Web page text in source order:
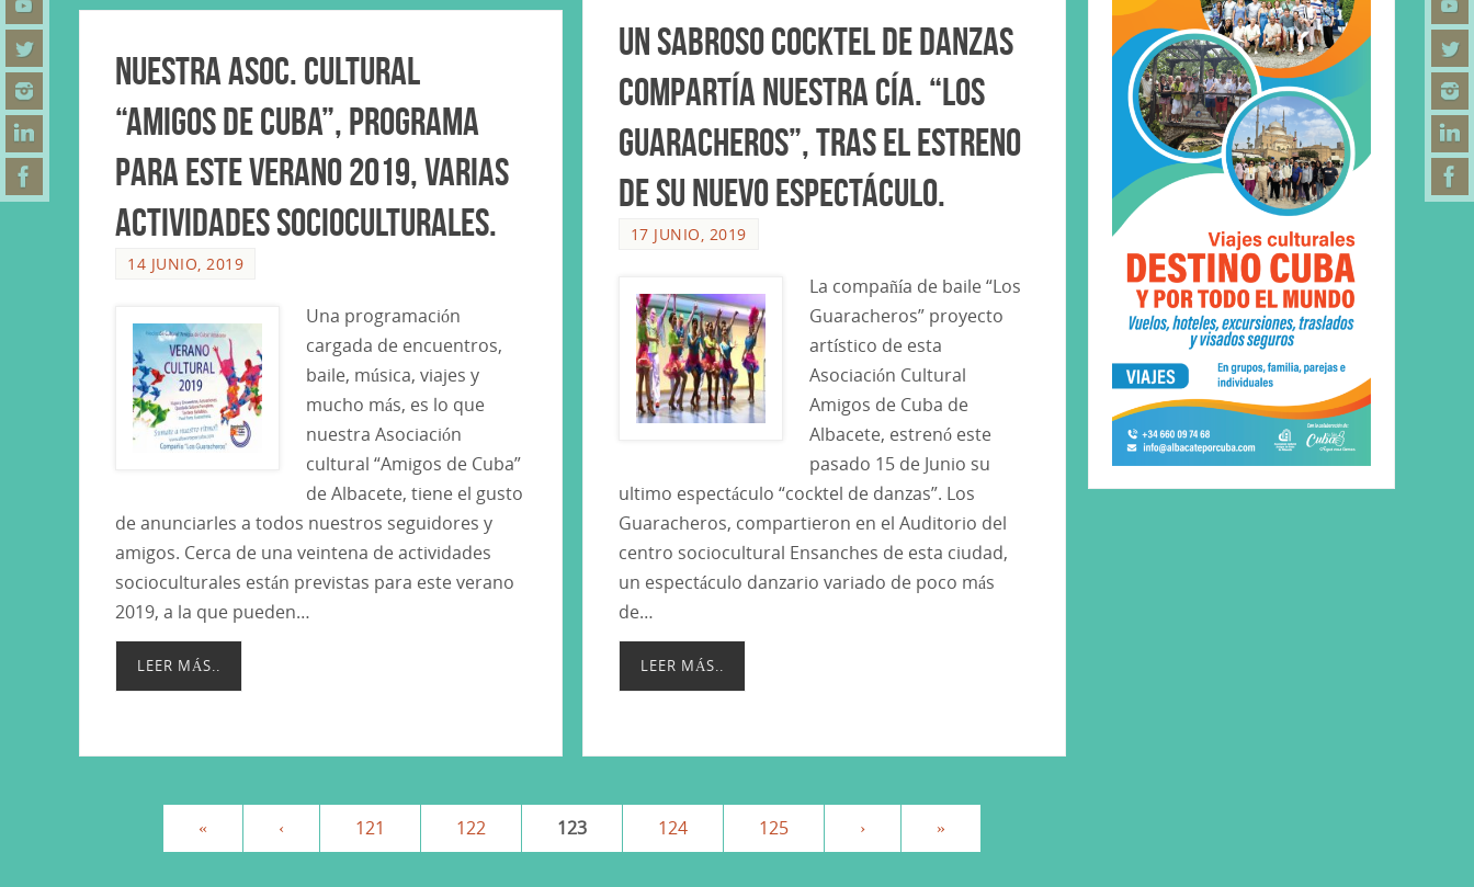
Un sabroso Cocktel de danzas
compartía nuestra Cía. “Los
Guaracheros”, tras el estreno
de su nuevo espectáculo.
17 JUNIO, 2019
La compañía de baile “Los
Guaracheros” proyecto
artístico de esta
Asociación Cultural
Amigos de Cuba de
Albacete, estrenó este
pasado 15 de Junio su
ultimo espectáculo “cocktel de danzas”. Los
Guaracheros, compartieron en el Auditorio del
centro sociocultural Ensanches de esta ciudad,
un espectáculo danzario variado de poco más
de…
LEER MÁS..
Nuestra Asoc. Cultural
“Amigos de Cuba”, programa
para este Verano 2019, varias
actividades socioculturales.
14 JUNIO, 2019
Una programación
cargada de encuentros,
baile, música, viajes y
mucho más, es lo que
nuestra Asociación
cultural “Amigos de Cuba”
de Albacete, tiene el gusto
de anunciarles a todos nuestros seguidores y
amigos. Cerca de una veintena de actividades
socioculturales están previstas para este verano
2019, a la que pueden…
LEER MÁS..
« ‹ 121 122 123 124 125 › »